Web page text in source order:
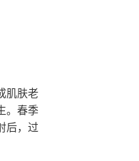
肌肤老
。春季
后，过